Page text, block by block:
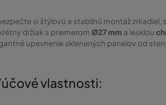
si štýlovú a stabilnú montáž zrkadiel,
držiak s priemerom Ø27 mm a lesklou
upevnenie sklenených panelov od
vlastnosti: